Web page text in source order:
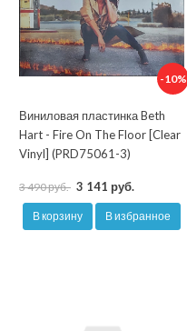
-10%
Виниловая пластинка Beth
Hart - Fire On The Floor [Clear
Vinyl] (PRD75061-3)
3 490 руб. 3 141 руб.
В корзину В избранное